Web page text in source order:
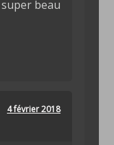
super beau
4 février 2018